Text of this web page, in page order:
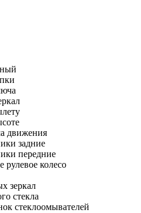
движения
задние
передние
колесо
зеркал
стекла
стеклоомывателей